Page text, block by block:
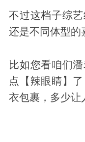
不过这档子综
还是不同体型的
比如您看咱们
点【辣眼睛】
衣包裹，多少让